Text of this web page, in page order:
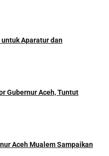
Aparatur dan
Gubernur Aceh, Tuntut
Aceh Mualem Sampaikan